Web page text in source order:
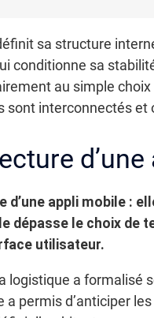
sa structure
conditionne sa
au simple
interconnectés
d’une appli mobile :
dépasse le choix
utilisateur.
logistique a
permis d’anticiper